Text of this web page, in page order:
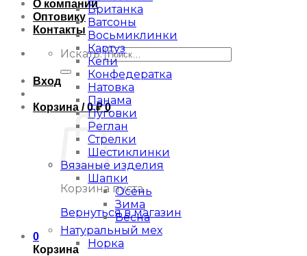
О компании
Оптовику
Контакты
Искать:
Вход
Корзина /0₽ 0
Корзина пуста.
Вернуться в магазин
0
Корзина
Британка
Ватсоны
Восьмиклинки
Картуз
Кепи
Конфедератка
Натовка
Панама
Пуговки
Реглан
Стрелки
Шестиклинки
Вязаные изделия
Шапки
Осень
Зима
Весна
Натуральный мех
Норка